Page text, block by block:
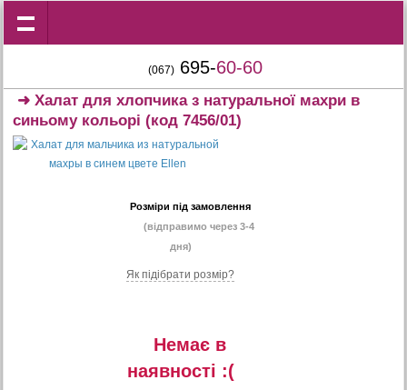
(067) 695-60-60
➜Халат для хлопчика з натуральної махри в
синьому кольорі (код 7456/01)
Розміри під замовлення
(відправимо через 3-4
дня)
Як підібрати розмір?
Немає в
наявностi :(